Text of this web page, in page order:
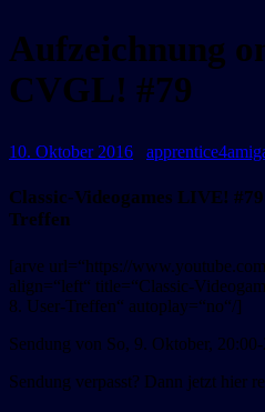
Aufzeichnung
CVGL! #79
Datum:
10. Oktober 2016 Autor:
Classic-Videogames LIVE!
Treffen
[arve url=“https://
align=“left“ title=“Classic-
8. User-Treffen“ autoplay=“no“/]
Sendung von So, 9. Oktober,
Sendung verpasst? Dann jetzt hier